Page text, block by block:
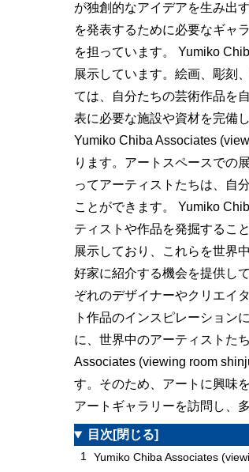
が独創的なアイデアを生み出
を発表するために必要なギャ
を担っています。 Yumiko
展示しています。絵画、彫刻
ては、自分たちの芸術作品を
表に必要な施設や資材を完備
Yumiko Chiba Associates
ります。アートスペースでの
ってアーティストたちは、自
ことができます。 Yumiko
ティストや作品を発掘するこ
展示しており、これらを世界
好家に紹介する機会を提供し
ぞれのデザイナーやクリエイ
ト作品のインスピレーション
に、世界中のアーティストた
Associates (viewing room
す。そのため、アートに興味
アートギャラリーを訪問し、
目次 [閉じる]
1 Yumiko Chiba Associates